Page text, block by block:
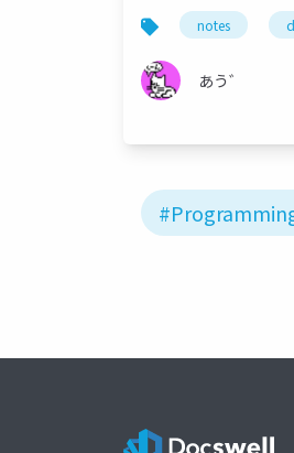
notes
あう゛